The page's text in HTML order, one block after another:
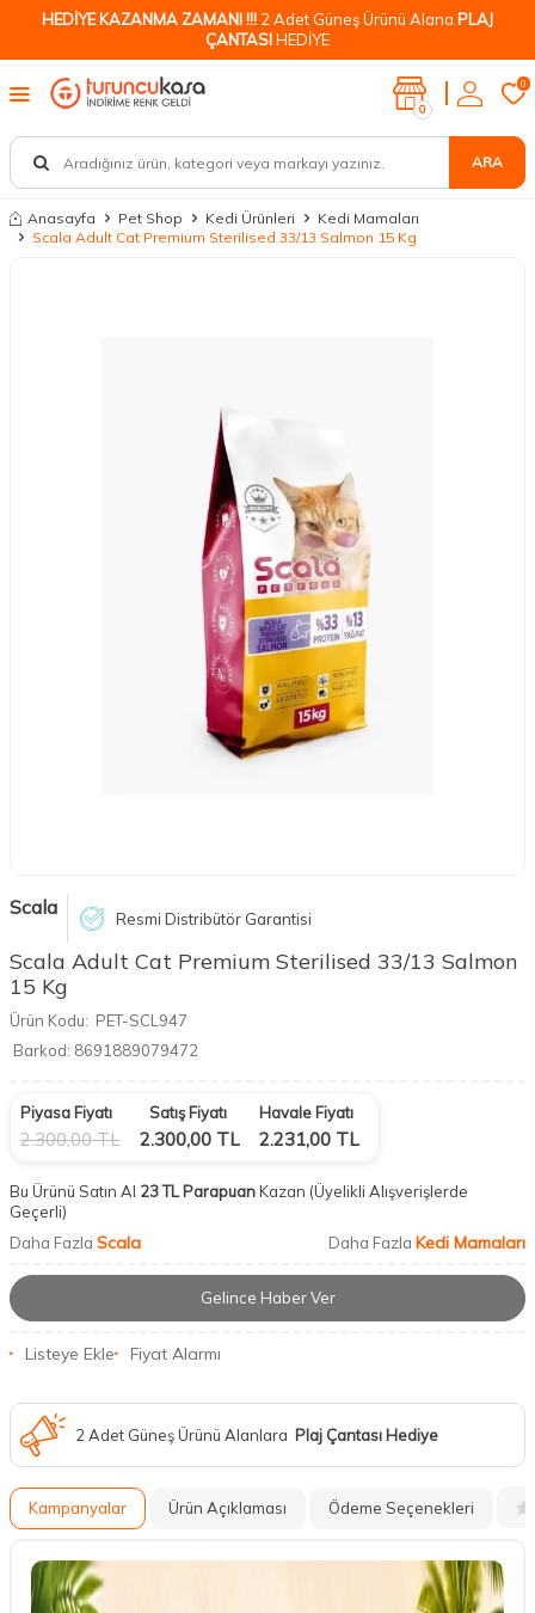
HEDİYE KAZANMA ZAMANI !!! 2 Adet Güneş Ürünü Alana PLAJ
ÇANTASIHEDİYE
ARA
0
0
Anasayfa Pet Shop Kedi Ürünleri
Kedi Mamaları
Scala Adult Cat Premium Sterilised 33/13 Salmon 15 Kg
Scala Resmi Distribütör Garantisi
Scala Adult Cat Premium Sterilised 33/13 Salmon
15 Kg
Ürün Kodu: PET-SCL947
Barkod: 8691889079472
Piyasa Fiyatı
2.300,00TL
Satış Fiyatı
2.300,00 TL
Havale Fiyatı
2.231,00 TL
Bu Ürünü Satın Al 23 TL ParapuanKazan (Üyelikli Alışverişlerde
Geçerli)
Daha Fazla Scala Daha Fazla Kedi Mamaları
Gelince Haber Ver
Listeye Ekle Fiyat Alarmı
2 Adet Güneş Ürünü Alanlara Plaj Çantası Hediye
Kampanyalar Ürün Açıklaması Ödeme Seçenekleri